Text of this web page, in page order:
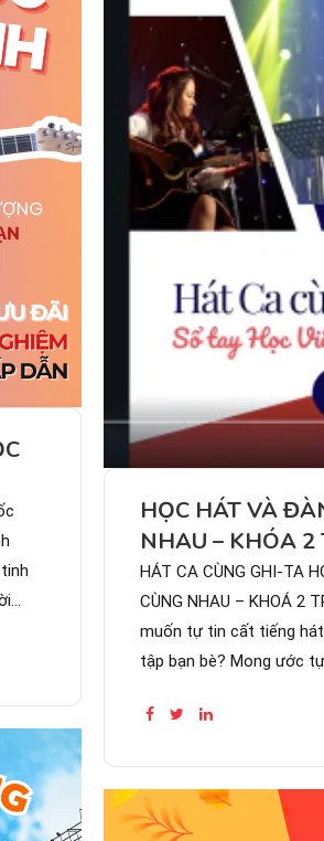
HỌC HÁT VÀ
NHAU – KHÓA
CAO
HÁT CA CÙNG GHI-TA
CÙNG NHAU – KHOÁ 2
muốn tự tin cất tiếng
tập bạn bè? Mong ước